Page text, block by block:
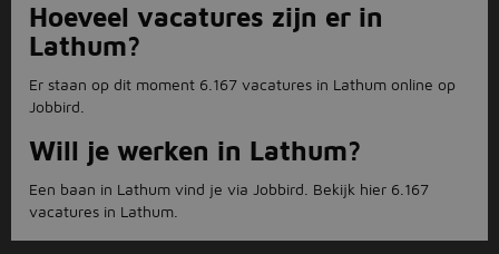
Hoeveel vacatures zijn er in
Lathum?
Er staan op dit moment 6.167 vacatures in Lathum online op
Jobbird.
Will je werken in Lathum?
Een baan in Lathum vind je via Jobbird. Bekijk hier 6.167
vacatures in Lathum.